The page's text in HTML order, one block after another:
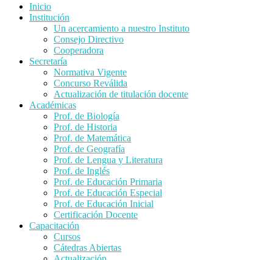
Inicio
Institución
Un acercamiento a nuestro Instituto
Consejo Directivo
Cooperadora
Secretaría
Normativa Vigente
Concurso Reválida
Actualización de titulación docente
Académicas
Prof. de Biología
Prof. de Historia
Prof. de Matemática
Prof. de Geografía
Prof. de Lengua y Literatura
Prof. de Inglés
Prof. de Educación Primaria
Prof. de Educación Especial
Prof. de Educación Inicial
Certificación Docente
Capacitación
Cursos
Cátedras Abiertas